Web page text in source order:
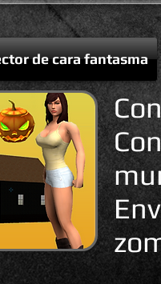
de cara fantasma